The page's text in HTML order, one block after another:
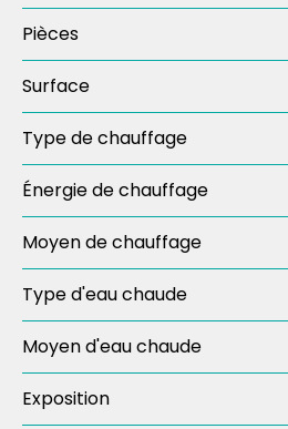
Pièces
Surface
Type de chauffage
Énergie de chauffage
Moyen de chauffage
Type d'eau chaude
Moyen d'eau chaude
Exposition